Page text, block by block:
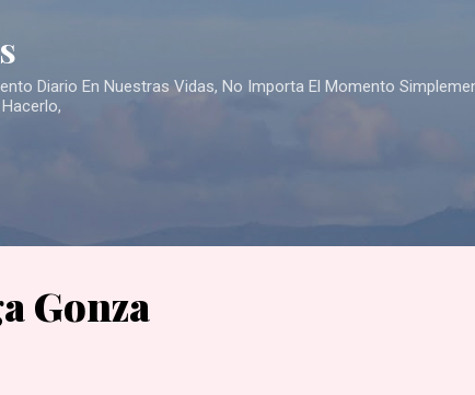
Diario En Nuestras Vidas, No Importa El Momento
Gonza